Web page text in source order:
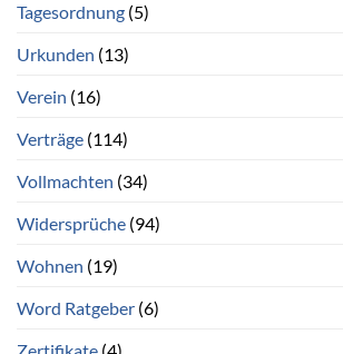
Tagesordnung (5)
Urkunden (13)
Verein (16)
Verträge (114)
Vollmachten (34)
Widersprüche (94)
Wohnen (19)
Word Ratgeber (6)